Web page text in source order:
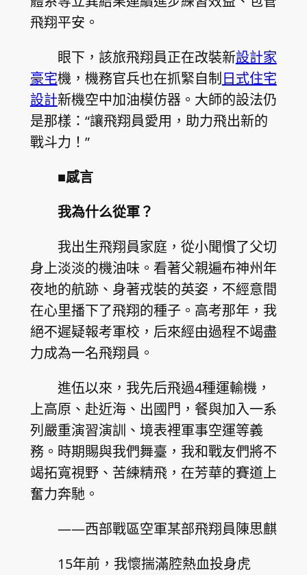
飛翔平安。
眼下，該旅飛翔員正在改裝新設計家
豪宅機，機務官兵也在抓緊自制 日式住宅
設計新機空中加油模仿器。大師的設法仍
是那樣：“讓飛翔員愛用，助力飛出新的
戰斗力！”
■感言
我為什么從軍？
我出生飛翔員家庭，從小聞慣了父切
身上淡淡的機油味。看著父親遍布神州年
夜地的航跡、身著戎裝的英姿，不經意間
在心里播下了飛翔的種子。高考那年，我
絕不遲疑報考軍校，后來經由過程不竭盡
力成為一名飛翔員。
進伍以來，我先后飛過4種運輸機，
上高原、赴近海、出國門，餐與加入一系
列嚴重演習演訓、境表裡軍事空運等義
務。時期賜與我們舞臺，我和戰友們將不
竭拓寬視野、苦練精飛，在芳華的賽道上
奮力奔馳。
——西部戰區空軍某部飛翔員陳思麒
15年前，我懷揣滿腔熱血投身虎